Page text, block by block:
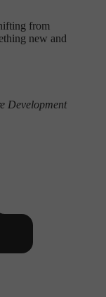
from
new and
Development